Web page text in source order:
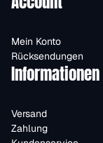
Mein Konto
Rücksendungen
Informationen
Versand
Zahlung